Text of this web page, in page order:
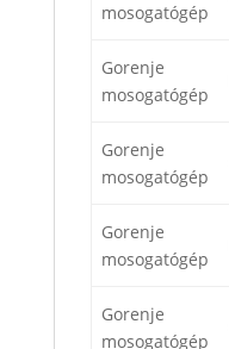
mosogatógép
Gorenje
mosogatógép
Gorenje
mosogatógép
Gorenje
mosogatógép
Gorenje
mosogatógép